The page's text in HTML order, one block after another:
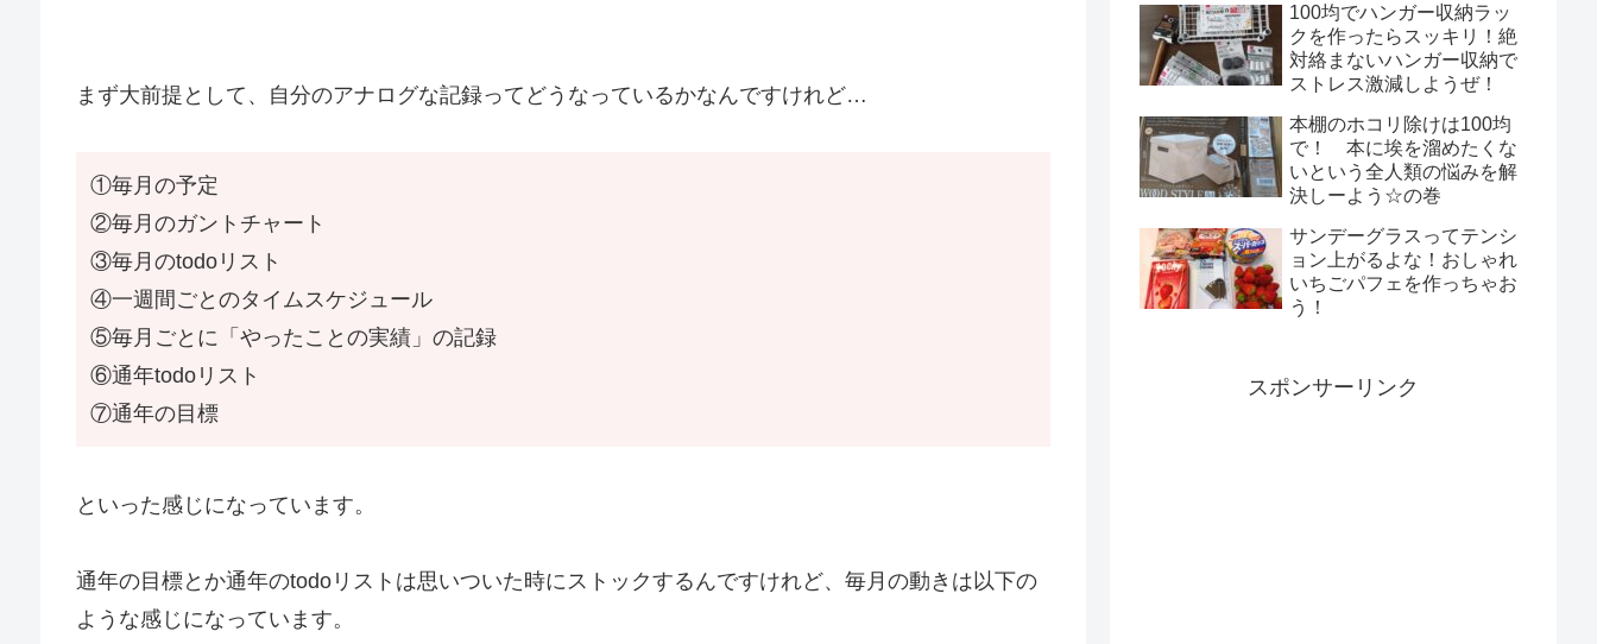
まず大前提として、自分のアナログな記録ってどうなっているかなんですけれど…
①毎月の予定
②毎月のガントチャート
③毎月のtodoリスト
④一週間ごとのタイムスケジュール
⑤毎月ごとに「やったことの実績」の記録
⑥通年todoリスト
⑦通年の目標
といった感じになっています。
通年の目標とか通年のtodoリストは思いついた時にストックするんですけれど、毎月の動きは以下の
ような感じになっています。
100均でハンガー収納ラッ
クを作ったらスッキリ！絶
対絡まないハンガー収納で
ストレス激減しようぜ！
本棚のホコリ除けは100均
で！ 本に埃を溜めたくな
いという全人類の悩みを解
決しーよう☆の巻
サンデーグラスってテンシ
ョン上がるよな！おしゃれ
いちごパフェを作っちゃお
う！
スポンサーリンク